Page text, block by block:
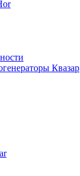
Квазар